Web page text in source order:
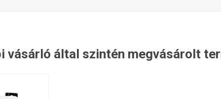
vásárló által szintén megvásárolt